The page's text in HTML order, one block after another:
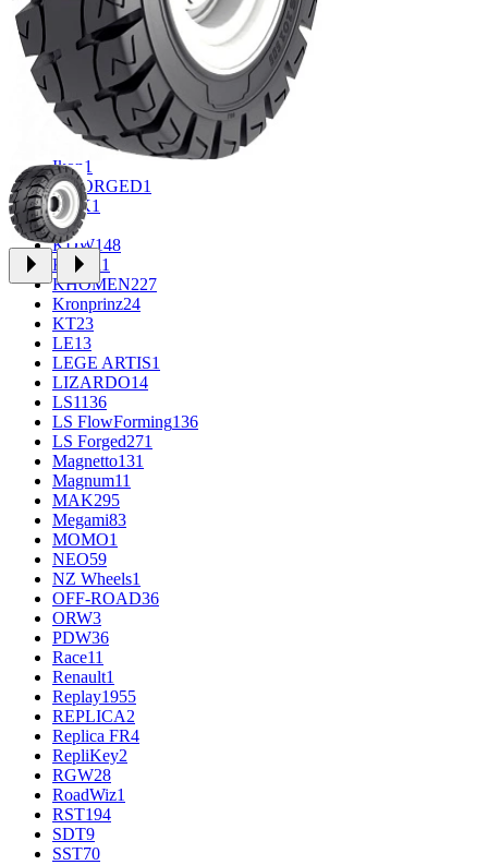
CROSS_STREET
31
Eurodisk1
FF
30
FR REPLICA1
GR
Grizzly
iFree915
iFree Original49
Ikon1
INFORGED1
K&K1
K72
KDW148
Keskin 1
KHOMEN227
Kronprinz24
KT23
LE13
LEGE ARTIS1
LIZARDO14
LS1136
LS FlowForming136
LS Forged271
Magnetto131
Magnum11
MAK295
Megami83
MOMO1
NEO59
NZ Wheels1
OFF-ROAD36
ORW3
PDW36
Race11
Renault1
Replay1955
REPLICA2
Replica FR4
RepliKey2
RGW28
RoadWiz1
RST194
SDT9
SST70